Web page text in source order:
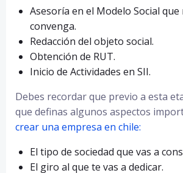
Asesoría en el Modelo Social que
convenga.
Redacción del objeto social.
Obtención de RUT.
Inicio de Actividades en SII.
Debes recordar que previo a esta
que definas algunos aspectos
crear una empresa en chile:
El tipo de sociedad que vas a
El giro al que te vas a dedicar.